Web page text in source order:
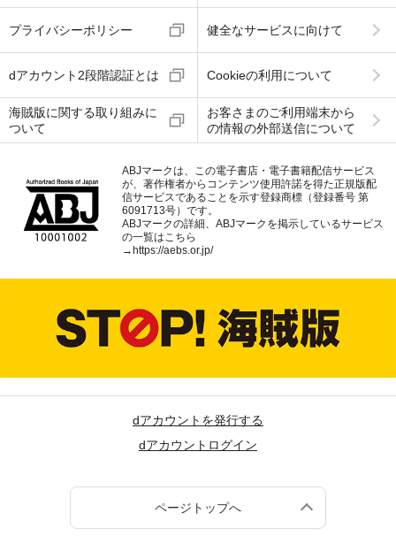
プライバシーポリシー 健全なサービスに向けて
dアカウント2段階認証とは Cookieの利用について
海賊版に関する取り組みに
ついて
お客さまのご利用端末から
の情報の外部送信について
ABJマークは、この電子書店・電子書籍配信サービス
が、著作権者からコンテンツ使用許諾を得た正規版配
信サービスであることを示す登録商標（登録番号 第
6091713号）です。
ABJマークの詳細、ABJマークを掲示しているサービス
の一覧はこちら
→https://aebs.or.jp/
dアカウントを発行する
dアカウントログイン
ページトップへ